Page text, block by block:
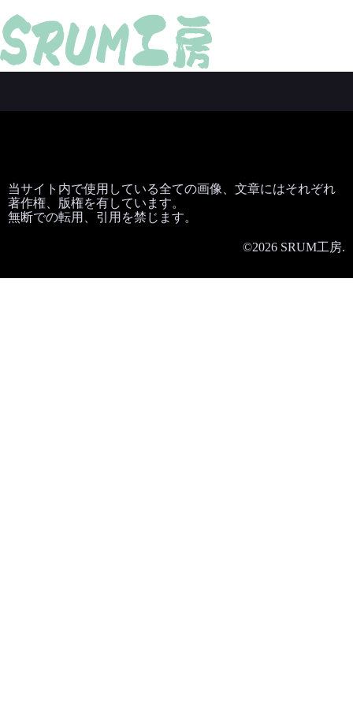
当サイト内で使用している全ての画像、文章にはそれぞれ
著作権、版権を有しています。
無断での転用、引用を禁じます。
©2026 SRUM工房.